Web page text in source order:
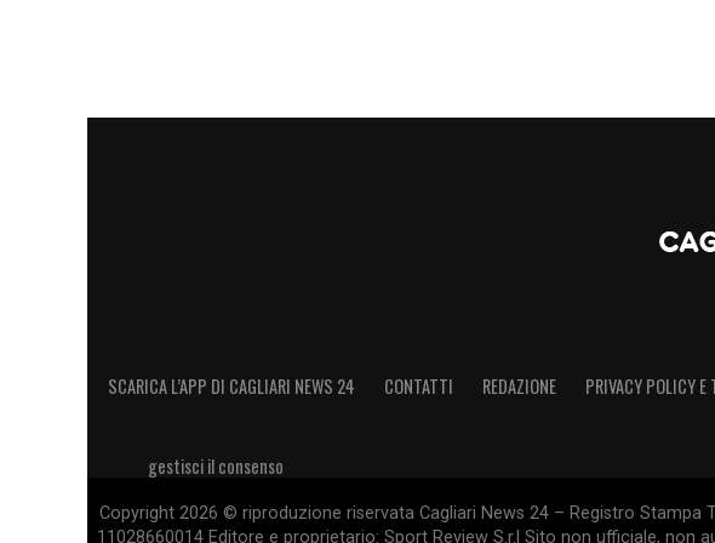
SCARICA L’APP DI CAGLIARI NEWS 24 CONTATTI REDAZIONE PRIVACY POLICY
gestisci il consenso
Copyright 2026 © riproduzione riservata Cagliari News 24 – Registro
11028660014 Editore e proprietario: Sport Review S.r.l Sito non ufficiale, non